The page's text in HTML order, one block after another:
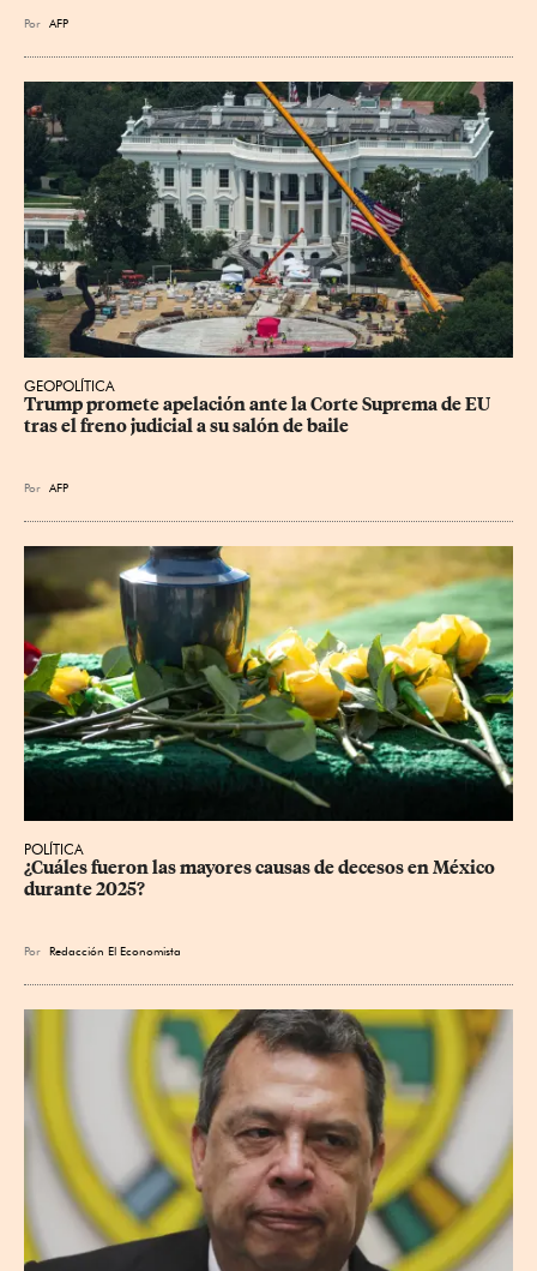
Por AFP
GEOPOLÍTICA
Trump promete apelación ante la Corte Suprema de EU
tras el freno judicial a su salón de baile
Por AFP
POLÍTICA
¿Cuáles fueron las mayores causas de decesos en México
durante 2025?
Por Redacción El Economista